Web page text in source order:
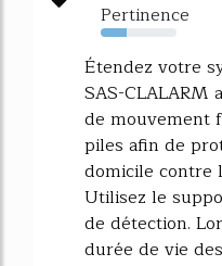
Pertinence
34%
Étendez votre
SAS-CLALARM
de mouvement
piles afin de
domicile contre
Utilisez le
de détection.
durée de vie